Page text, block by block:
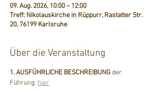
09. Aug. 2026, 10:00 – 12:00
Treff: Nikolauskirche in Rüppurr, Rastatter Str.
20, 76199 Karlsruhe
Über die Veranstaltung
1. AUSFÜHRLICHE BESCHREIBUNG der
Führung: hier